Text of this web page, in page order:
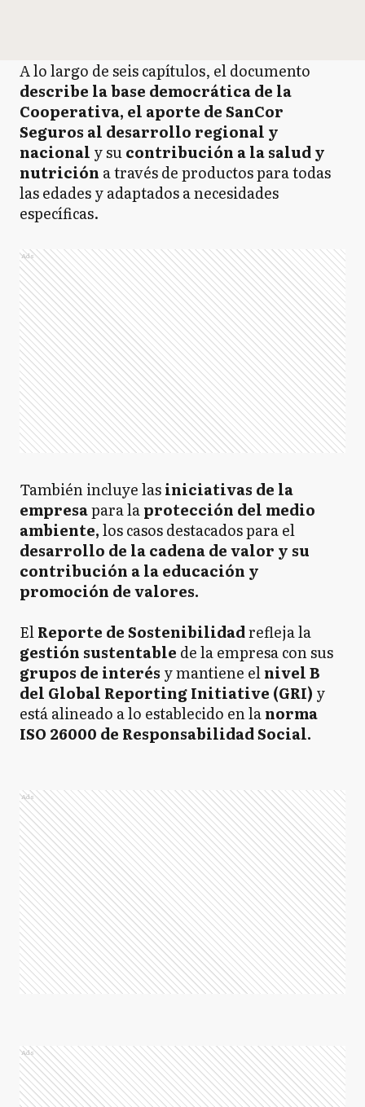
A lo largo de seis capítulos, el documento
describe la base democrática de la
Cooperativa, el aporte de SanCor
Seguros al desarrollo regional y
nacional y sucontribución a la salud y
nutrición a través de productos para todas
las edades y adaptados a necesidades
específicas.
Ads
También incluye lasiniciativas de la
empresapara laprotección del medio
ambiente,los casos destacados para el
desarrollo de la cadena de valor y su
contribución a la educación y
promoción de valores.
ElReporte de Sostenibilidadrefleja la
gestión sustentable de la empresa con sus
grupos de interés y mantiene elnivel B
del Global Reporting Initiative (GRI) y
está alineado a lo establecido en lanorma
ISO 26000 de Responsabilidad Social.
Ads
Ads